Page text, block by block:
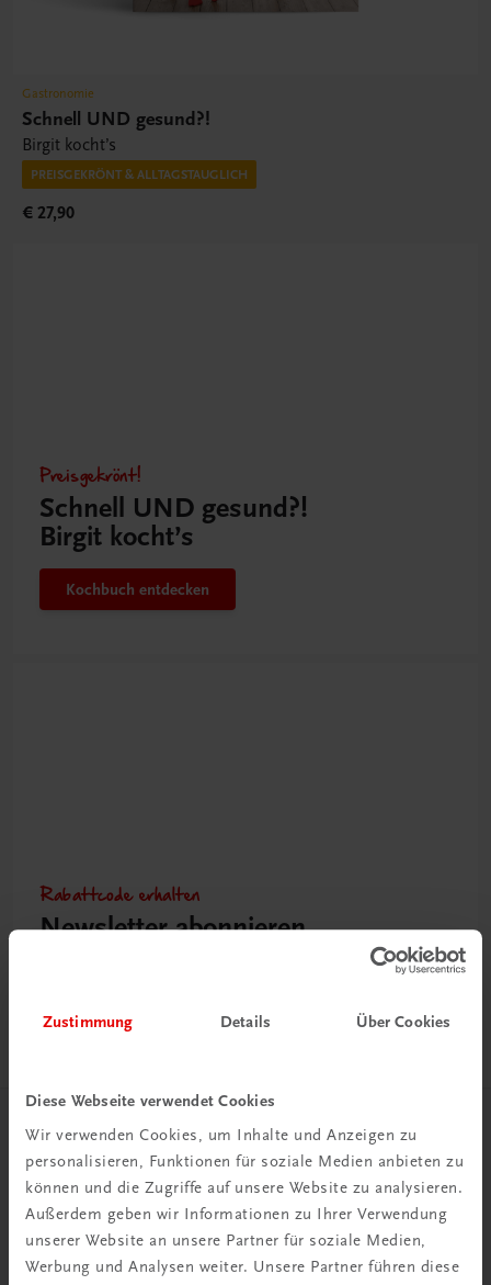
Zustimmung Details Über Cookies
Diese Webseite verwendet Cookies
Wir verwenden Cookies, um Inhalte und Anzeigen zu
personalisieren, Funktionen für soziale Medien anbieten zu
können und die Zugriffe auf unsere Website zu analysieren.
Außerdem geben wir Informationen zu Ihrer Verwendung
unserer Website an unsere Partner für soziale Medien,
Werbung und Analysen weiter. Unsere Partner führen diese
Gastronomie
Schnell UND gesund?!
Birgit kocht’s
PREISGEKRÖNT & ALLTAGSTAUGLICH
€ 27,90
Preisgekrönt!
Schnell UND gesund?!
Birgit kocht’s
Kochbuch entdecken
Rabattcode erhalten
Newsletter abonnieren
Herzlich willkommen bei TRAUNER!